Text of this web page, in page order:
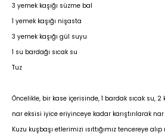
3 yemek kaşığı süzme bal
1 yemek kaşığı nişasta
3 yemek kaşığı gül suyu
1 su bardağı sıcak su
Tuz
Öncelikle, bir kase içerisinde, 1 bardak sıcak su, 2
nar eksisi iyice eriyinceye kadar karıştırılarak
Kuzu kuşbaşı etlerimizi ısıttığımız tencereye